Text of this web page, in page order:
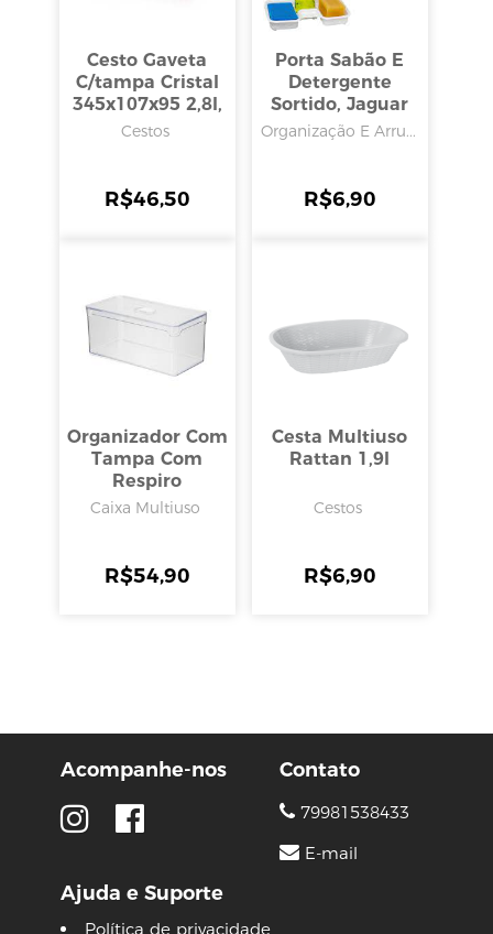
Cesto Gaveta
C/tampa Cristal
345x107x95 2,8l,
Arthi
Cestos
R$46,50
Porta Sabão E
Detergente
Sortido, Jaguar
Organização E Arru...
R$6,90
Organizador Com
Tampa Com
Respiro
30x15x13cm 5l,
Caixa Multiuso
R$54,90
Cesta Multiuso
Rattan 1,9l
Cestos
R$6,90
Acompanhe-nos
Ajuda e Suporte
Política de privacidade
Contato
79981538433
E-mail